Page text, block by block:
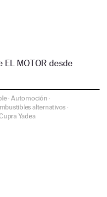
MOTOR desde
· Automoción ·
alternativos ·
Yadea